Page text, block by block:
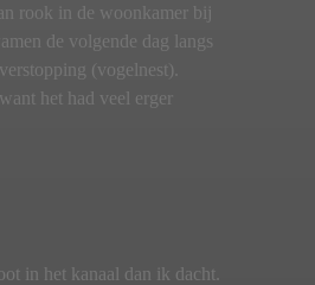
rook in de woonkamer bij
de volgende dag langs
(vogelnest).
het had veel erger
in het kanaal dan ik dacht.